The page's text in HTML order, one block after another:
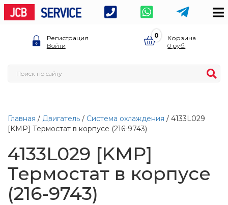
Регистрация
Войти
0
Корзина
0
Главная / Двигатель / Система охлаждения / 4133L029
[KMP] Термостат в корпусе (216-9743)
4133L029 [KMP]
Термостат в корпусе
(216-9743)